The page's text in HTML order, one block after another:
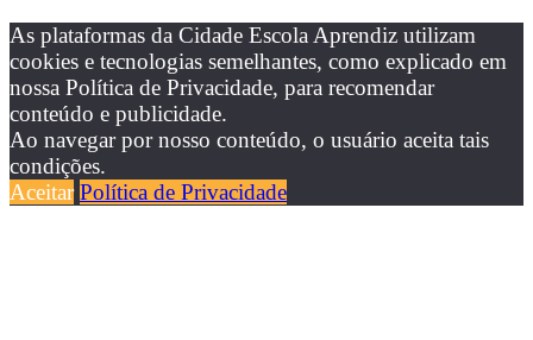
As plataformas da Cidade Escola Aprendiz utilizam
cookies e tecnologias semelhantes, como explicado em
nossa Política de Privacidade, para recomendar
conteúdo e publicidade.
Ao navegar por nosso conteúdo, o usuário aceita tais
condições.
Aceitar Política de Privacidade